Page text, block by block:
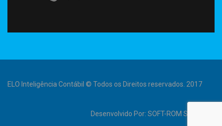
ELO Inteligência Contábil © Todos os Direitos reservados. 2017
Desenvolvido Por: SOFT-ROM Sistemas